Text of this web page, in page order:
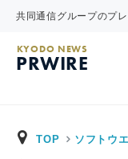
共同通信グループのプ
KYODO NEWS
PRWIRE
TOP ソフトウ